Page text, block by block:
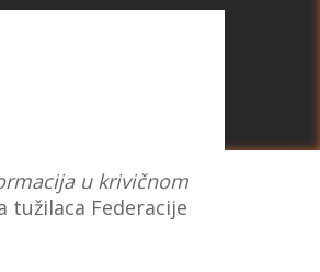
u krivičnom
Federacije